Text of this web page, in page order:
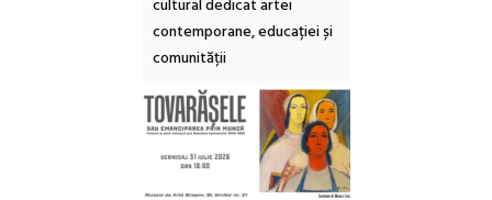
cultural dedicat artei
contemporane, educației și
comunității